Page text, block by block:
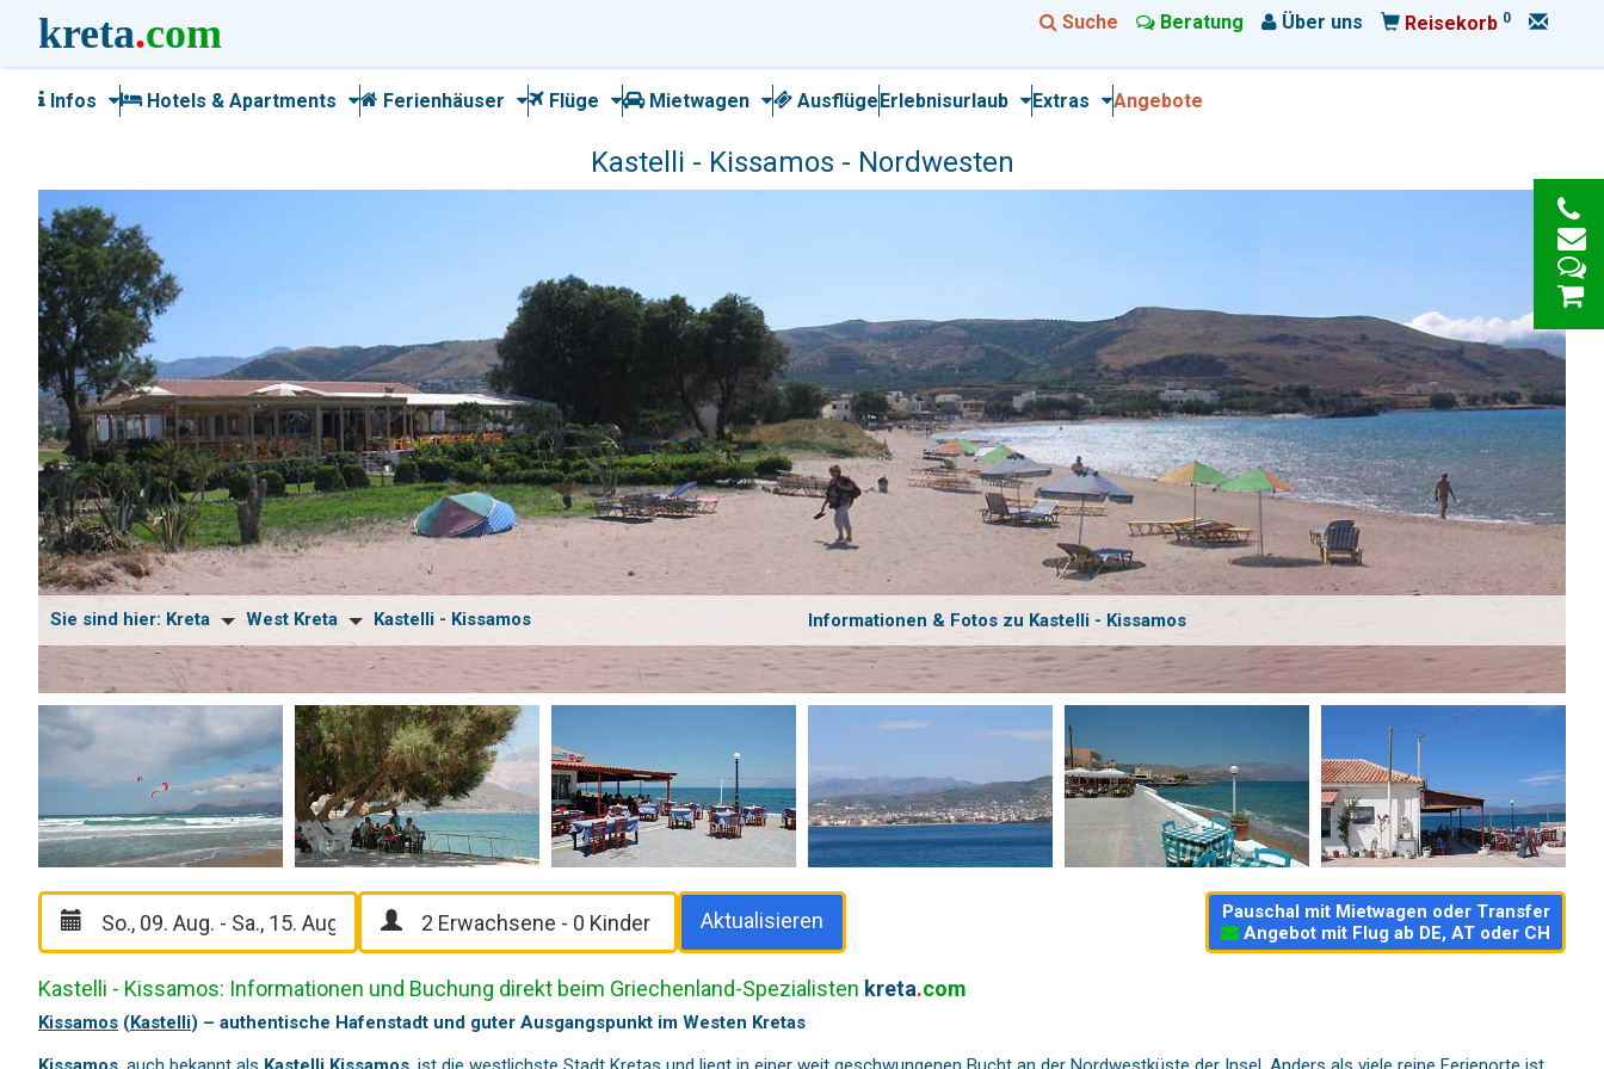
kreta.com Suche Beratung Über uns Reisekorb 0
Infos Hotels & Apartments Ferienhäuser Flüge Mietwagen AusflügeErlebnisurlaub Extras Angebote
Kastelli - Kissamos - Nordwesten
Sie sind hier: Kreta West Kreta Kastelli - Kissamos Informationen & Fotos zu Kastelli - Kissamos
Aktualisieren
Pauschal mit Mietwagen oder Transfer
Angebot mit Flug ab DE, AT oder CH
Kastelli - Kissamos: Informationen und Buchung direkt beim Griechenland-Spezialisten kreta.com
Kissamos (Kastelli) – authentische Hafenstadt und guter Ausgangspunkt im Westen Kretas